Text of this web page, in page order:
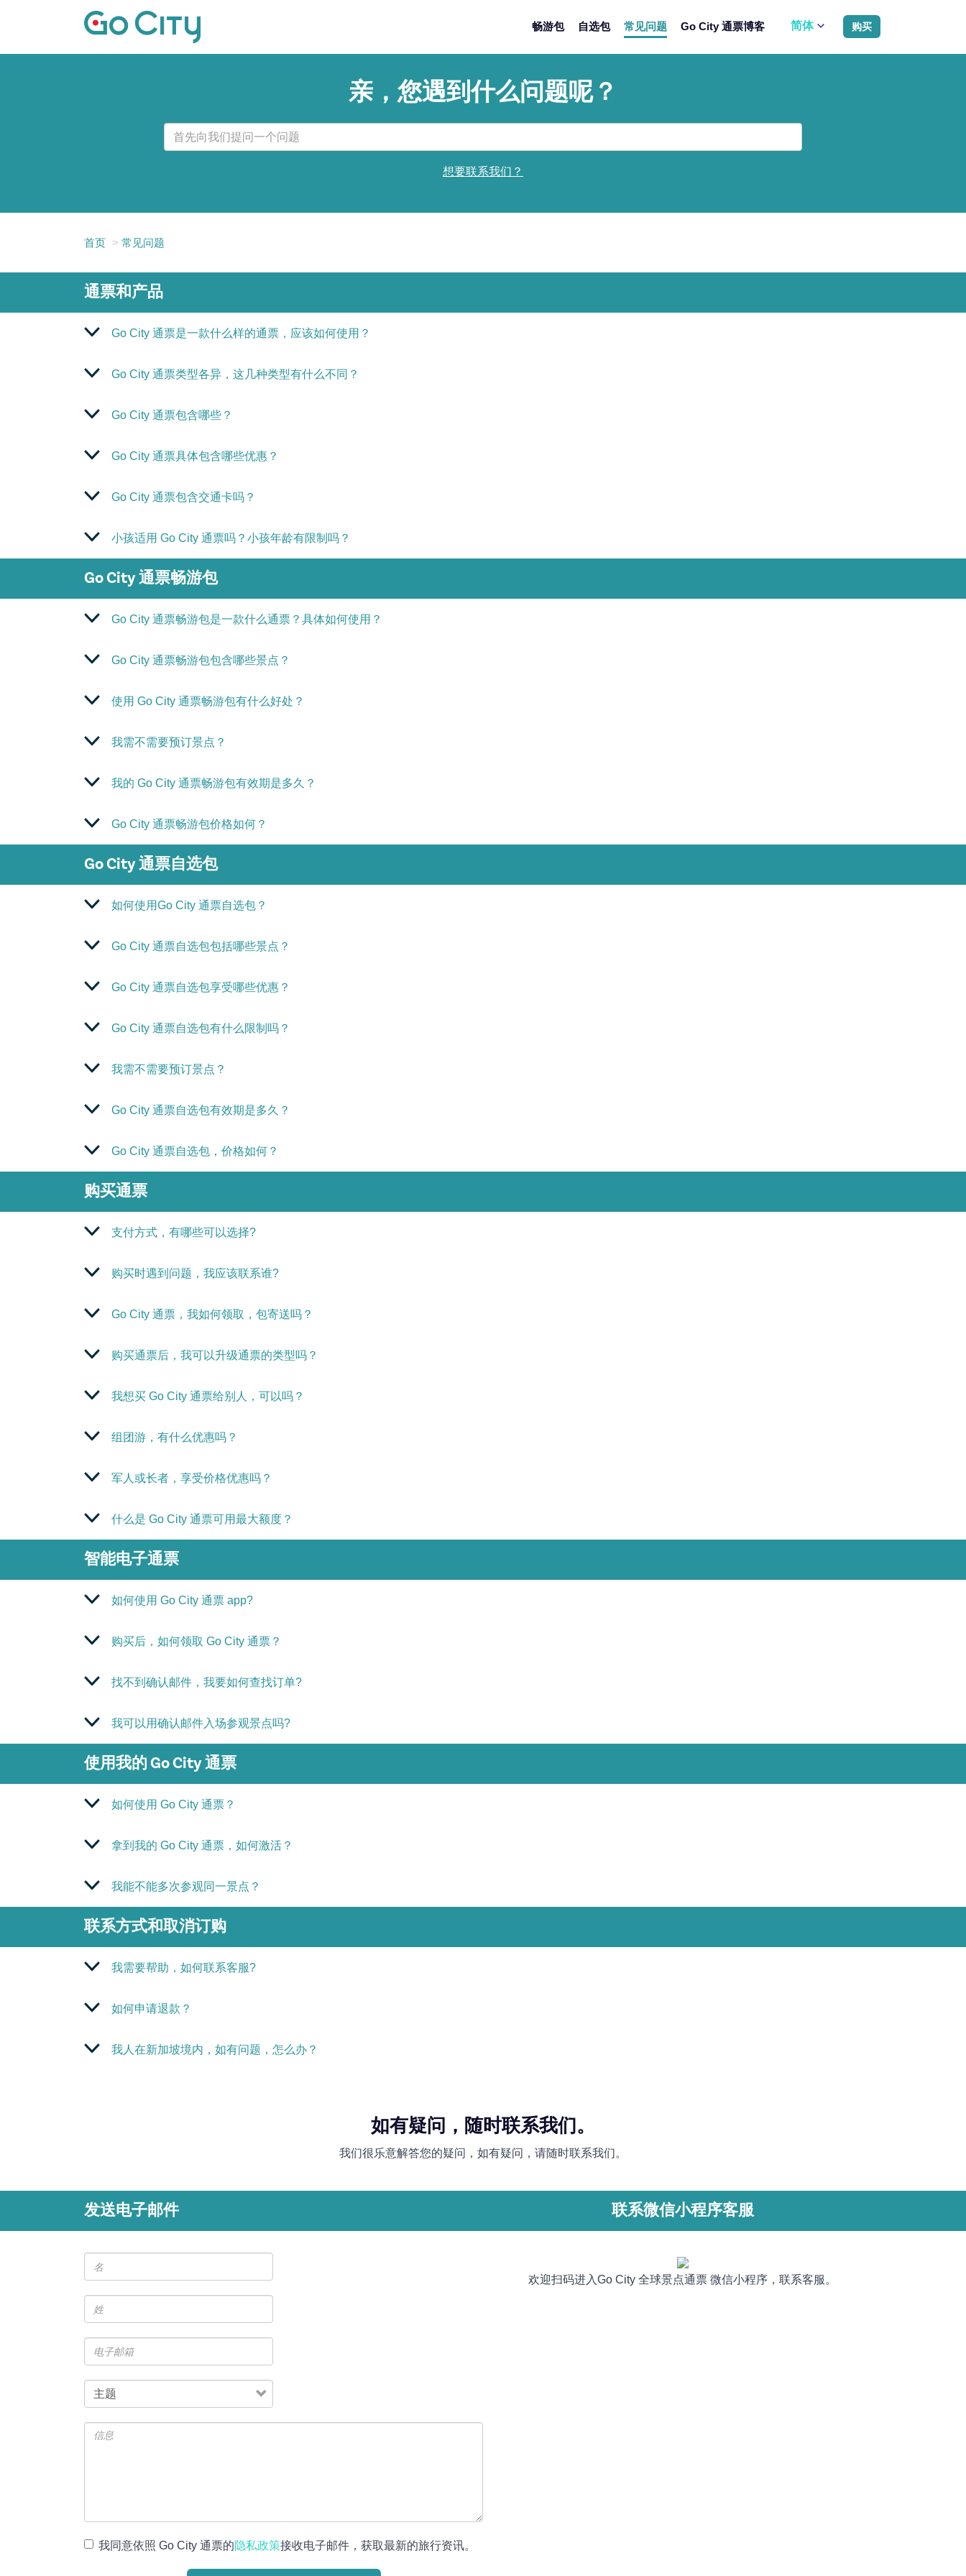
Main
畅游包 自选包 常见问题 Go City 通票博客 简体 购买
亲，您遇到什么问题呢？
想要联系我们？
首页 常见问题
通票和产品
Go City 通票是一款什么样的通票，应该如何使用？
Go City 通票类型各异，这几种类型有什么不同？
Go City 通票包含哪些？
Go City 通票具体包含哪些优惠？
Go City 通票包含交通卡吗？
小孩适用 Go City 通票吗？小孩年龄有限制吗？
Go City 通票畅游包
Go City 通票畅游包是一款什么通票？具体如何使用？
Go City 通票畅游包包含哪些景点？
使用 Go City 通票畅游包有什么好处？
我需不需要预订景点？
我的 Go City 通票畅游包有效期是多久？
Go City 通票畅游包价格如何？
Go City 通票自选包
如何使用Go City 通票自选包？
Go City 通票自选包包括哪些景点？
Go City 通票自选包享受哪些优惠？
Go City 通票自选包有什么限制吗？
我需不需要预订景点？
Go City 通票自选包有效期是多久？
Go City 通票自选包，价格如何？
购买通票
支付方式，有哪些可以选择?
购买时遇到问题，我应该联系谁?
Go City 通票，我如何领取，包寄送吗？
购买通票后，我可以升级通票的类型吗？
我想买 Go City 通票给别人，可以吗？
组团游，有什么优惠吗？
军人或长者，享受价格优惠吗？
什么是 Go City 通票可用最大额度？
智能电子通票
如何使用 Go City 通票 app?
购买后，如何领取 Go City 通票？
找不到确认邮件，我要如何查找订单?
我可以用确认邮件入场参观景点吗?
使用我的 Go City 通票
如何使用 Go City 通票？
拿到我的 Go City 通票，如何激活？
我能不能多次参观同一景点？
联系方式和取消订购
我需要帮助，如何联系客服?
如何申请退款？
我人在新加坡境内，如有问题，怎么办？
如有疑问，随时联系我们。
我们很乐意解答您的疑问，如有疑问，请随时联系我们。
发送电子邮件
子
邮
箱
主
题
我同意依照 Go City 通票的隐私政策接收电子邮件，获取最新的旅行资讯。
联系微信小程序客服
欢迎扫码进入Go City 全球景点通票 微信小程序，联系客服。